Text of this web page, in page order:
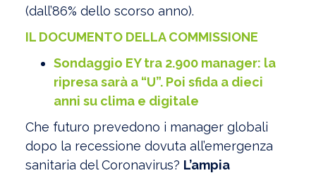
(dall’86% dello scorso anno).
IL DOCUMENTO DELLA COMMISSIONE
Sondaggio EY tra 2.900 manager: la
ripresa sarà a “U”. Poi sfida a dieci
anni su clima e digitale
Che futuro prevedono i manager globali
dopo la recessione dovuta all’emergenza
sanitaria del Coronavirus? L’ampia